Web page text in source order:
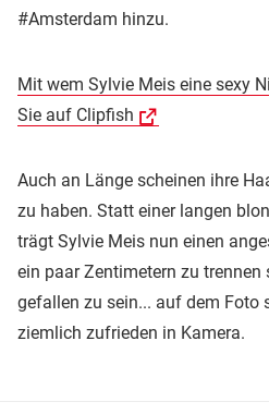
#Amsterdam hinzu.
Mit wem Sylvie Meis eine sexy
Sie auf Clipfish
Auch an Länge scheinen ihre
zu haben. Statt einer langen
trägt Sylvie Meis nun einen
ein paar Zentimetern zu
gefallen zu sein... auf dem Foto
ziemlich zufrieden in Kamera.